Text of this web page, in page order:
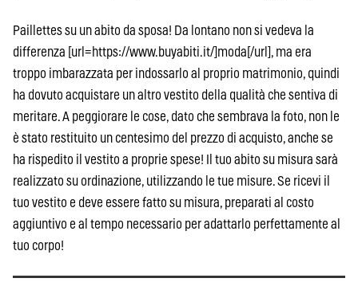
Paillettes su un abito da sposa! Da lontano non si vedeva la
differenza [url=https://www.buyabiti.it/]moda[/url], ma era
troppo imbarazzata per indossarlo al proprio matrimonio, quindi
ha dovuto acquistare un altro vestito della qualità che sentiva di
meritare. A peggiorare le cose, dato che sembrava la foto, non le
è stato restituito un centesimo del prezzo di acquisto, anche se
ha rispedito il vestito a proprie spese! Il tuo abito su misura sarà
realizzato su ordinazione, utilizzando le tue misure. Se ricevi il
tuo vestito e deve essere fatto su misura, preparati al costo
aggiuntivo e al tempo necessario per adattarlo perfettamente al
tuo corpo!